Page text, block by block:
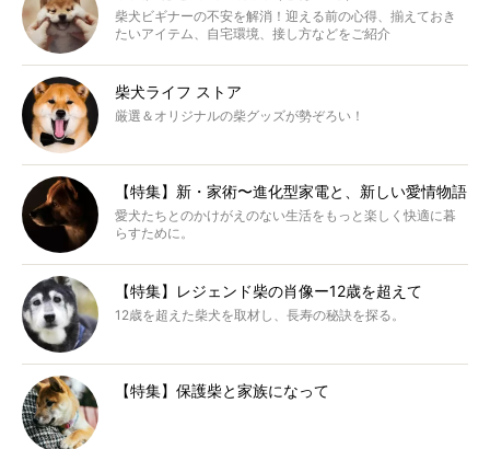
柴犬ビギナーの不安を解消！迎える前の心得、揃えておき
たいアイテム、自宅環境、接し方などをご紹介
柴犬ライフ ストア
厳選＆オリジナルの柴グッズが勢ぞろい！
【特集】新・家術〜進化型家電と、新しい愛情物語
愛犬たちとのかけがえのない生活をもっと楽しく快適に暮
らすために。
【特集】レジェンド柴の肖像ー12歳を超えて
12歳を超えた柴犬を取材し、長寿の秘訣を探る。
【特集】保護柴と家族になって